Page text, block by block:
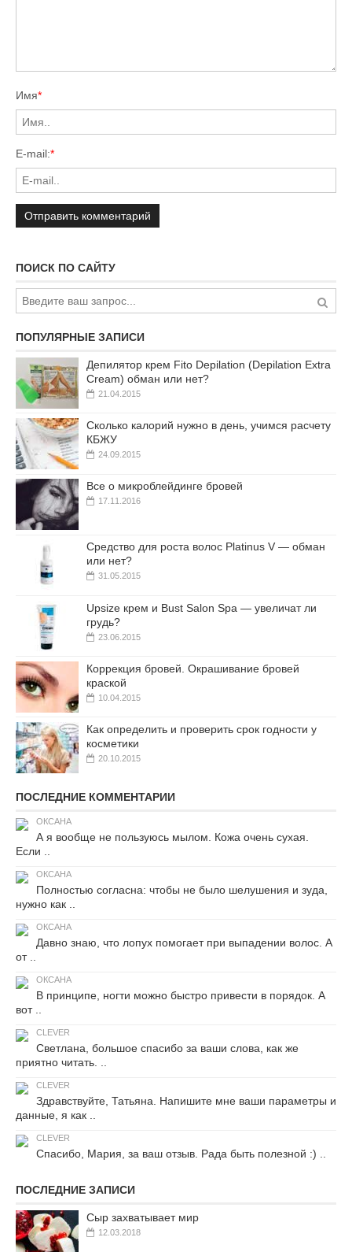
Имя*
E-mail:*
ПОИСК ПО САЙТУ
ПОПУЛЯРНЫЕ ЗАПИСИ
Депилятор крем Fito Depilation (Depilation Extra
Cream) обман или нет?
21.04.2015
Сколько калорий нужно в день, учимся расчету
КБЖУ
24.09.2015
Все о микроблейдинге бровей
17.11.2016
Средство для роста волос Platinus V — обман
или нет?
31.05.2015
Upsize крем и Bust Salon Spa — увеличат ли
грудь?
23.06.2015
Коррекция бровей. Окрашивание бровей
краской
10.04.2015
Как определить и проверить срок годности у
косметики
20.10.2015
ПОСЛЕДНИЕ КОММЕНТАРИИ
ОКСАНА
А я вообще не пользуюсь мылом. Кожа очень сухая.
Если ..
ОКСАНА
Полностью согласна: чтобы не было шелушения и зуда,
нужно как ..
ОКСАНА
Давно знаю, что лопух помогает при выпадении волос. А
от ..
ОКСАНА
В принципе, ногти можно быстро привести в порядок. А
вот ..
CLEVER
Светлана, большое спасибо за ваши слова, как же
приятно читать. ..
CLEVER
Здравствуйте, Татьяна. Напишите мне ваши параметры и
данные, я как ..
CLEVER
Спасибо, Мария, за ваш отзыв. Рада быть полезной :) ..
ПОСЛЕДНИЕ ЗАПИСИ
Сыр захватывает мир
12.03.2018